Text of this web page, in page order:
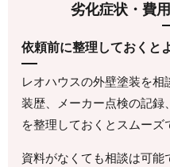
劣化症状・費
依頼前に整理しておくと
レオハウスの外壁塗装を
装歴、メーカー点検の記録
を整理しておくとスムーズ
資料がなくても相談は可